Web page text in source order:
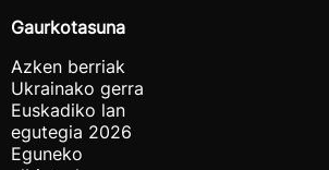
Gaurkotasuna
Azken berriak
Ukrainako gerra
Euskadiko lan
egutegia 2026
Eguneko